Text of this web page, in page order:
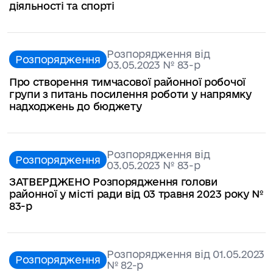
діяльності та спорті
Розпорядження Розпорядження від
03.05.2023 № 83-р
Про створення тимчасової районної робочої
групи з питань посилення роботи у напрямку
надходжень до бюджету
Розпорядження Розпорядження від
03.05.2023 № 83-р
ЗАТВЕРДЖЕНО Розпорядження голови
районної у місті ради від 03 травня 2023 року №
83-р
Розпорядження Розпорядження від 01.05.2023
№ 82-р